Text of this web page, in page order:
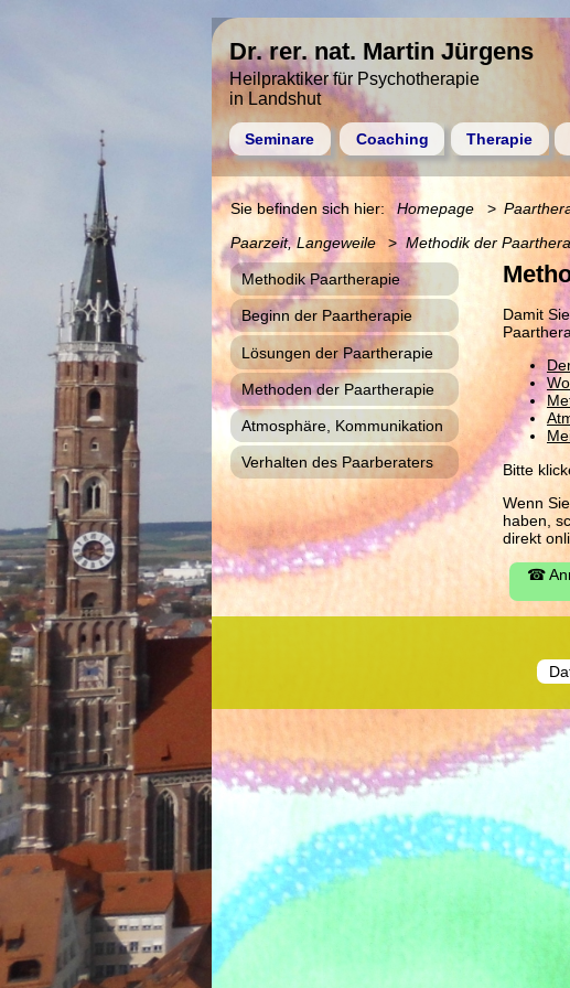
Dr. rer. nat. Martin Jürgens
Heilpraktiker für Psychotherapie
in Landshut
Seminare Coaching Therapie
Damit
Bitte
Wenn
haben,
direkt
☎
Homepage
Paarzeit, Langeweile
Methodik der
Methodik Paartherapie
Beginn der Paartherapie
Lösungen der Paartherapie
Methoden der Paartherapie
Atmosphäre, Kommunikation
Verhalten des Paarberaters